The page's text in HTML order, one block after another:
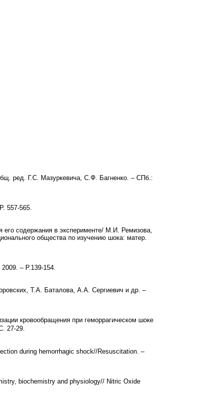
ред. Г.С. Мазуркевича, С.Ф. Багненко. – СПб.:
557-565.
его содержания в эксперименте/ М.И. Ремизова,
общества по изучению шока: матер.
– P.139-154.
Т.А. Баталова, А.А. Сергиевич и др. –
кровообращения при геморрагическом шоке
27-29.
during hemorrhagic shock//Resuscitation. –
biochemistry and physiology// Nitric Oxide